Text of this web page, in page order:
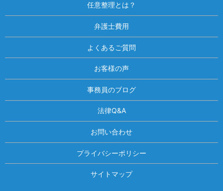
任意整理とは？
弁護士費用
よくあるご質問
お客様の声
事務員のブログ
法律Q&A
お問い合わせ
プライバシーポリシー
サイトマップ